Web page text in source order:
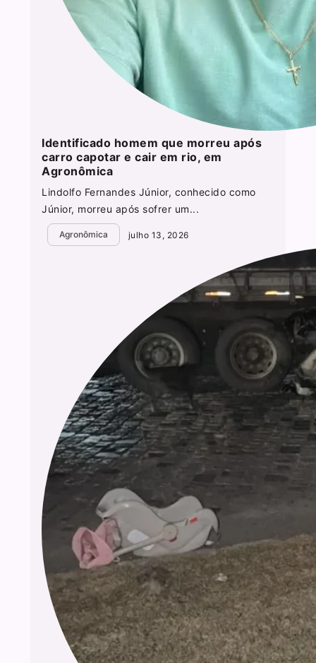
Identificado homem que morreu após
carro capotar e cair em rio, em
Agronômica
Lindolfo Fernandes Júnior, conhecido como
Júnior, morreu após sofrer um...
Agronômica julho 13, 2026